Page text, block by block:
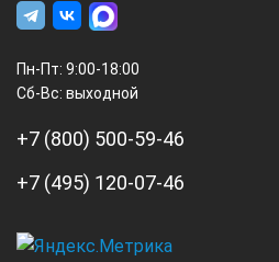
Пн-Пт: 9:00-18:00
Сб-Вс: выходной
+7 (800) 500-59-46
+7 (495) 120-07-46